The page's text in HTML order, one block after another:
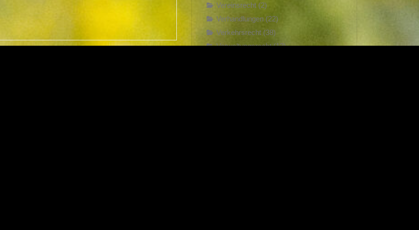
Vereinsrecht (2)
Verhandlungen (22)
Verkehrsrecht (38)
Verwaltungsrecht(13)